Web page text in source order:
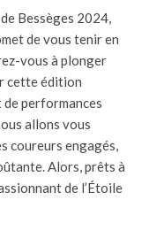
Bessèges 2024,
de vous tenir en
vous à plonger
cette édition
de performances
allons vous
coureurs engagés,
Alors, prêts à
de l’Étoile